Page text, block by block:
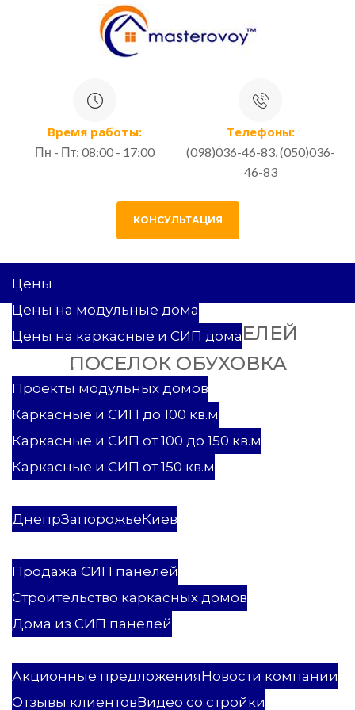
Время работы:
Пн - Пт: 08:00 - 17:00
Телефоны:
(098)036-46-83, (050)036-
46-83
КОНСУЛЬТАЦИЯ
Цены
Цены на модульные дома
Цены на каркасные и СИП дома
Проекты
Проекты модульных домов
Каркасные и СИП до 100 кв.м
Каркасные и СИП от 100 до 150 кв.м
Каркасные и СИП от 150 кв.м
ДнепрЗапорожьеКиев
Продажа СИП панелей
Строительство каркасных домов
Дома из СИП панелей
Акционные предложенияНовости компании
Отзывы клиентовВидео со стройки
ДОМ ИЗ СИП ПАНЕЛЕЙ
ПОСЕЛОК ОБУХОВКА